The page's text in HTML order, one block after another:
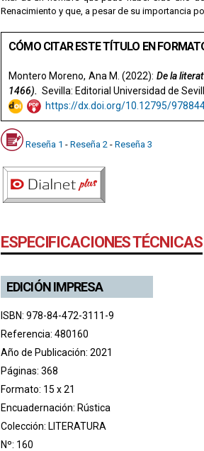
Renacimiento y que, a pesar de su importancia
CÓMO CITAR ESTE TÍTULO EN
Montero Moreno, Ana M. (2022): De la
1466). Sevilla: Editorial Universidad de
https://dx.doi.org/10.12795/
Reseña 1 - Reseña 2 - Reseña 3
ESPECIFICACIONES TÉCNICAS
EDICIÓN IMPRESA
ISBN: 978-84-472-3111-9
Referencia: 480160
Año de Publicación: 2021
Páginas: 368
Formato: 15 x 21
Encuadernación: Rústica
Colección: LITERATURA
Nº: 160